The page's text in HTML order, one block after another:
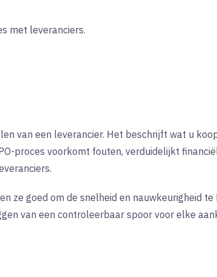
met leveranciers.
van een leverancier. Het beschrijft wat u
proces voorkomt fouten, verduidelijkt
ze goed om de snelheid en nauwkeurigheid te
van een controleerbaar spoor voor elke